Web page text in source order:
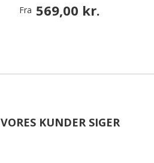
Fra 569,00 kr.
VORES KUNDER SIGER